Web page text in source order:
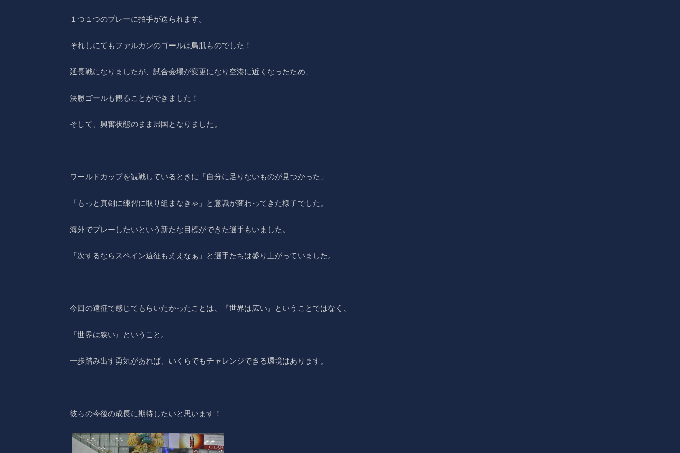
１つ１つのプレーに拍手が送られます。
それしにてもファルカンのゴールは鳥肌ものでした！
延長戦になりましたが、試合会場が変更になり空港に近くなったため、
決勝ゴールも観ることができました！
そして、興奮状態のまま帰国となりました。
ワールドカップを観戦しているときに「自分に足りないものが見つかった」
「もっと真剣に練習に取り組まなきゃ」と意識が変わってきた様子でした。
海外でプレーしたいという新たな目標ができた選手もいました。
「次するならスペイン遠征もええなぁ」と選手たちは盛り上がっていました。
今回の遠征で感じてもらいたかったことは、『世界は広い』ということではなく、
『世界は狭い』ということ。
一歩踏み出す勇気があれば、いくらでもチャレンジできる環境はあります。
彼らの今後の成長に期待したいと思います！